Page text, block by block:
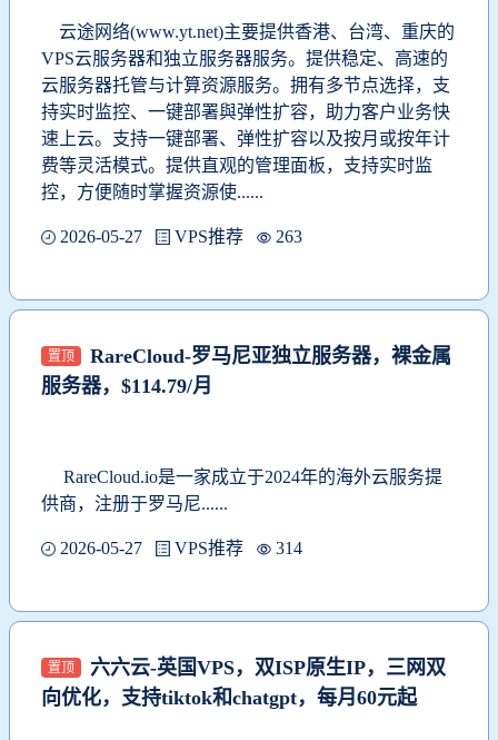
云途网络(www.yt.net)主要提供香港、台湾、重庆的
VPS云服务器和独立服务器服务。提供稳定、高速的
云服务器托管与计算资源服务。拥有多节点选择，支
持实时监控、一键部署與弹性扩容，助力客户业务快
速上云。支持一键部署、弹性扩容以及按月或按年计
费等灵活模式。提供直观的管理面板，支持实时监
控，方便随时掌握资源使......
2026-05-27 VPS推荐 263
置顶
RareCloud-罗马尼亚独立服务器，裸金属
服务器，$114.79/月
RareCloud.io是一家成立于2024年的海外云服务提
供商，注册于罗马尼......
2026-05-27 VPS推荐 314
置顶
六六云-英国VPS，双ISP原生IP，三网双
向优化，支持tiktok和chatgpt，每月60元起